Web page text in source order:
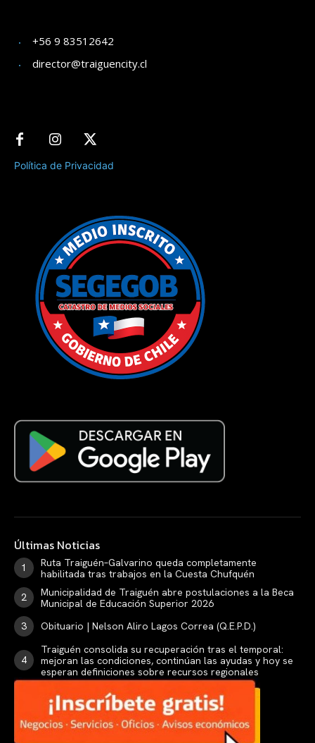
+56 9 83512642
director@traiguencity.cl
Política de Privacidad
Últimas Noticias
Ruta Traiguén–Galvarino queda completamente
habilitada tras trabajos en la Cuesta Chufquén
Municipalidad de Traiguén abre postulaciones a la Beca
Municipal de Educación Superior 2026
Obituario | Nelson Aliro Lagos Correa (Q.E.P.D.)
Traiguén consolida su recuperación tras el temporal:
mejoran las condiciones, continúan las ayudas y hoy se
esperan definiciones sobre recursos regionales